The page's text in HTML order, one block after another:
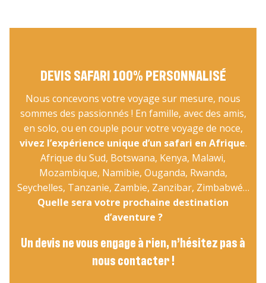
DEVIS SAFARI 100% PERSONNALISÉ
Nous concevons votre voyage sur mesure, nous
sommes des passionnés ! En famille, avec des amis,
en solo, ou en couple pour votre voyage de noce,
vivez l’expérience unique d’un safari en Afrique.
Afrique du Sud, Botswana, Kenya, Malawi,
Mozambique, Namibie, Ouganda, Rwanda,
Seychelles, Tanzanie, Zambie, Zanzibar, Zimbabwé…
Quelle sera votre prochaine destination
d’aventure ?
Un devis ne vous engage à rien, n’hésitez pas à
nous contacter !